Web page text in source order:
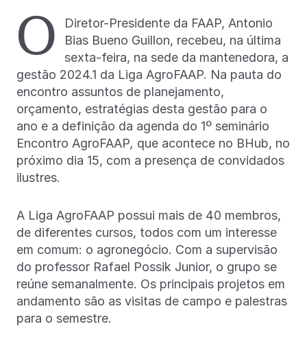
O
Diretor-Presidente da FAAP, Antonio
Bias Bueno Guillon, recebeu, na última
sexta-feira, na sede da mantenedora, a
gestão 2024.1 da Liga AgroFAAP. Na pauta do
encontro assuntos de planejamento,
orçamento, estratégias desta gestão para o
ano e a definição da agenda do 1º seminário
Encontro AgroFAAP, que acontece no BHub, no
próximo dia 15, com a presença de convidados
ilustres.
A Liga AgroFAAP possui mais de 40 membros,
de diferentes cursos, todos com um interesse
em comum: o agronegócio. Com a supervisão
do professor Rafael Possik Junior, o grupo se
reúne semanalmente. Os principais projetos em
andamento são as visitas de campo e palestras
para o semestre.